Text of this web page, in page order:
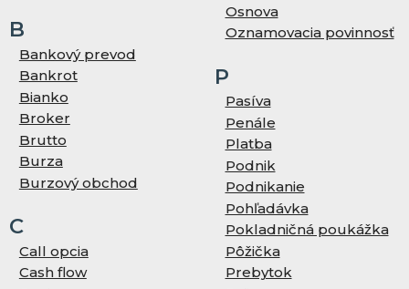
B
Bankový prevod
Bankrot
Bianko
Broker
Brutto
Burza
Burzový obchod
C
Call opcia
Cash flow
Osnova
Oznamovacia povinnosť
P
Pasíva
Penále
Platba
Podnik
Podnikanie
Pohľadávka
Pokladničná poukážka
Pôžička
Prebytok